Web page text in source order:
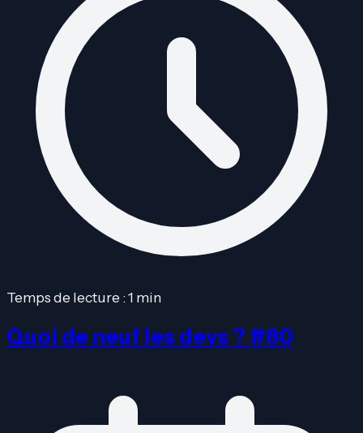
Temps de lecture : 1 min
Quoi de neuf les devs ? #80